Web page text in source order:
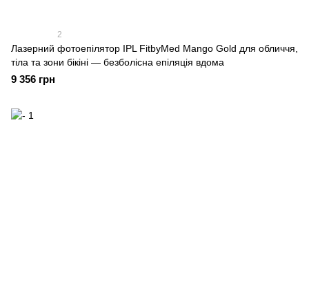
2
Лазерний фотоепілятор IPL FitbyMed Mango Gold для обличчя,
тіла та зони бікіні — безболісна епіляція вдома
9 356 грн